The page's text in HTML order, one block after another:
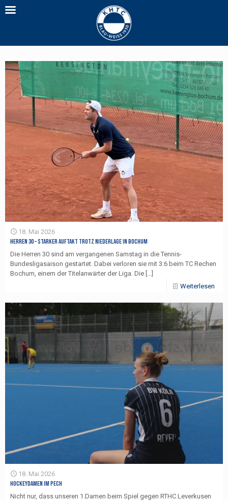
18. Mai 2026
Herren 30 – Starker Auftakt trotz Niederlage in Bochum
Die Herren 30 sind am vergangenen Samstag in die Tennis-
Bundesligasaison gestartet. Dabei verloren sie mit 3:6 beim TC Rechen
Bochum, einem der Titelanwärter der Liga. Die […]
Weiterlesen
18. Mai 2026
Hockeydamen im Pech
Nicht nur, dass unseren 1.Damen beim Spiel gegen RTHC Leverkusen